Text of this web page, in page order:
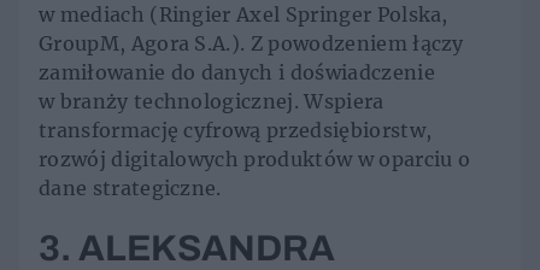
w mediach (Ringier Axel Springer Polska,
GroupM, Agora S.A.). Z powodzeniem łączy
zamiłowanie do danych i doświadczenie
w branży technologicznej. Wspiera
transformację cyfrową przedsiębiorstw,
rozwój digitalowych produktów w oparciu o
dane strategiczne.
3. ALEKSANDRA